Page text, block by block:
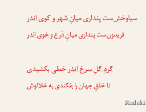
سیاوخش‌ست پنداریمیانِ شهر و کوی اندر
فریدون‌ست پنداریمیانِ دَرع و خوی اندر
گردِ گلِ سرخ اندرخطی بکشیدی
تا خلقِ جهان را بفکندی به خلالوش
Rudaki